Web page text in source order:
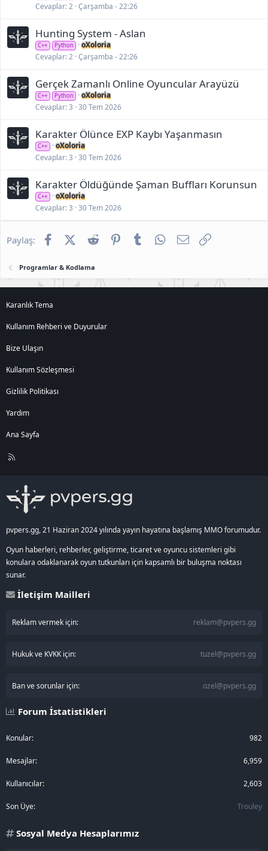
Cevaplar 2 Çarşamba - 22:26
Hunting System - Aslan
C++ Python
oXoloria
Cevaplar 2 Çarşamba - 22:26
Gerçek Zamanlı Online Oyuncular Arayüzü
C++ Python
oXoloria
Cevaplar 3 30 Tem 2026
Karakter Ölünce EXP Kaybı Yaşanmasın
C++
oXoloria
Cevaplar 3 30 Tem 2026
Karakter Öldüğünde Şaman Buffları Korunsun
C++
oXoloria
Cevaplar 3 30 Tem 2026
Paylaş: FacebookX (Twitter)
Reddit PinterestTumblr WhatsApp
E-posta
Programlar & Kodlama
Karanlık Tema
Kullanım Rehberi ve Duyurular
Bize Ulaşın
Kullanım Sözleşmesi
Gizlilik Politikası
Yardım
Ana Sayfa
R
pvpers.gg, 21 Haziran 2024 yılında yayın hayatına başlamış MMO forumudur.
Oyun haberleri, rehberler, geliştirme, ticaret ve oyuncu sistemleri gibi
konulara odaklanarak oyun tutkunları için kapsamlı bir buluşma noktası
sunar.
İletişim Mailleri
Reklam vermek için: reklam@pvpers.gg
Hukuk ve KVKK için: tuzel@pvpers.gg
Ban ve sorunlar için: ozel@pvpers.gg
Forum İstatistikleri
Konular 982
Mesajlar 6,959
Kullanıcılar 2,603
Son Üye Trouley
Sosyal Medya Hesaplarımız